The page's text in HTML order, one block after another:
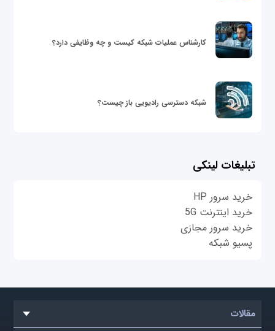
کارشناس عملیات شبکه کیست و چه وظایفی دارد؟
شبکه دسترسی رادیویی باز چیست؟
تبلیغات لینکی
خرید سرور HP
خرید اینترنت 5G
خرید سرور مجازی
پسیو شبکه
مقالات